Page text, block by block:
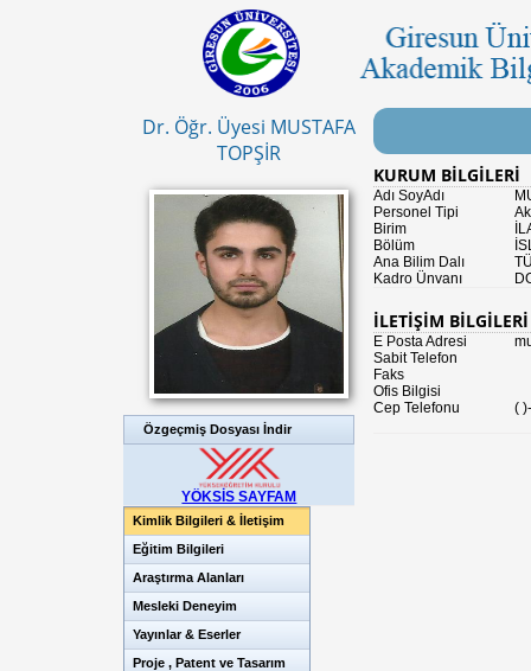
Dr. Öğr. Üyesi MUSTAFA
TOPŞİR
Özgeçmiş Dosyası İndir
YÖKSİS SAYFAM
Kimlik Bilgileri & İletişim
Eğitim Bilgileri
Araştırma Alanları
Mesleki Deneyim
Yayınlar & Eserler
Proje , Patent ve Tasarım
KURUM BİLGİLERİ
Adı SoyAdı
Personel Tipi
Birim
Bölüm
Ana Bilim Dalı
Kadro Ünvanı
İLETİŞİM BİLGİLERİ
E Posta Adresi
Sabit Telefon
Faks
Ofis Bilgisi
Cep Telefonu
(